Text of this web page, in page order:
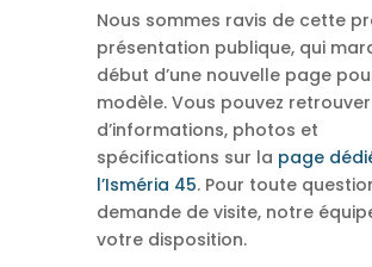
Nous sommes ravis de cette
présentation publique, qui
début d’une nouvelle page
modèle. Vous pouvez
d’informations, photos et
spécifications sur la page
l’Isméria 45. Pour toute
demande de visite, notre
votre disposition.